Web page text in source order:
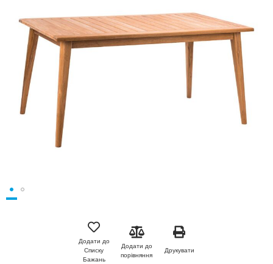
галереї
зображень
Додати до
Списку
Бажань
Додати до
порівняння
Друкувати